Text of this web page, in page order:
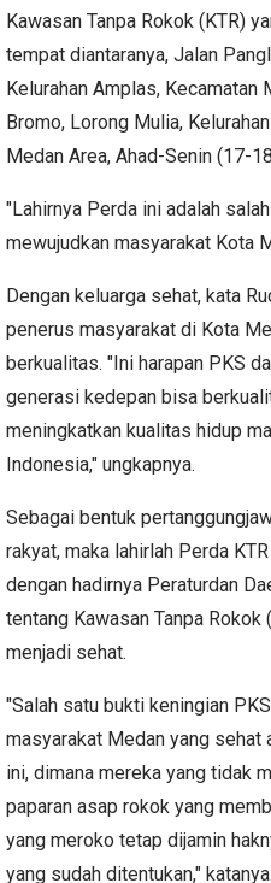
Kawasan Tanpa Rokok (KTR)
tempat diantaranya, Jalan
Kelurahan Amplas, Kecamatan
Bromo, Lorong Mulia,
Medan Area, Ahad-Senin (17-
"Lahirnya Perda ini adalah
mewujudkan masyarakat Kota
Dengan keluarga sehat, kata
penerus masyarakat di Kota
berkualitas. "Ini harapan PKS
generasi kedepan bisa
meningkatkan kualitas hidup
Indonesia," ungkapnya.
Sebagai bentuk
rakyat, maka lahirlah Perda
dengan hadirnya Peraturdan
tentang Kawasan Tanpa
menjadi sehat.
"Salah satu bukti keningian
masyarakat Medan yang sehat
ini, dimana mereka yang tidak
paparan asap rokok yang
yang meroko tetap dijamin
yang sudah ditentukan," katanya.